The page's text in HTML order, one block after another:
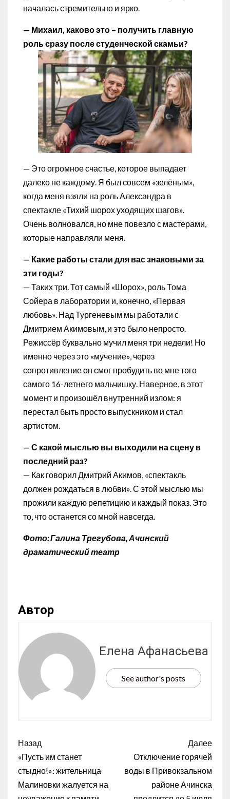
началась стремительно и ярко.
— Михаил, каково это – получить главную
роль сразу после студенческой скамьи?
— Это огромное счастье, которое выпадает
далеко не каждому. Я был совсем «зелёным»,
когда меня взяли на роль Александра в
спектакле «Тихий шорох уходящих шагов».
Очень волновался, но мне повезло с мастерами,
которые направляли меня.
— Какие работы стали для вас знаковыми за
эти годы?
— Таких три. Тот самый «Шорох», роль Тома
Сойера в лаборатории и, конечно, «Первая
любовь». Над Тургеневым мы работали с
Дмитрием Акимовым, и это было непросто.
Режиссёр буквально мучил меня три недели! Но
именно через это «мучение», через
сопротивление он смог пробудить во мне того
самого 16-летнего мальчишку. Наверное, в этот
момент и произошёл внутренний излом: я
перестал быть просто выпускником и стал
артистом.
— С какой мыслью вы выходили на сцену в
последний раз?
— Как говорил Дмитрий Акимов, «спектакль
должен рождаться в любви». С этой мыслью мы
прожили каждую репетицию и каждый показ. Это
то, что останется со мной навсегда.
Фото: Галина Трегубова, Ачинский
драматический театр
Автор
Елена Афанасьева
See author's posts
Назад
«Пусть им станет
стыдно!»: жительница
Малиновки жалуется на
Далее
Отключение горячей
воды в Привокзальном
районе Ачинска